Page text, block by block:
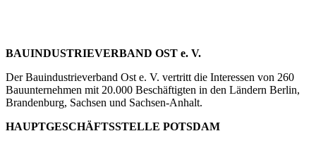
BAUINDUSTRIEVERBAND OST e. V.
Der Bauindustrieverband Ost e. V. vertritt die Interessen von 260
Bauunternehmen mit 20.000 Beschäftigten in den Ländern Berlin,
Brandenburg, Sachsen und Sachsen-Anhalt.
HAUPTGESCHÄFTSSTELLE POTSDAM